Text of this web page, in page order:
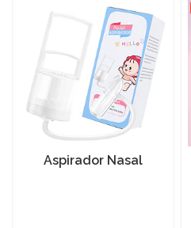
Aspirador Nasal